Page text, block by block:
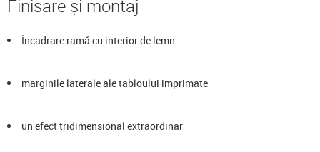
Finisare și montaj
Încadrare ramă cu interior de lemn
marginile laterale ale tabloului imprimate
un efect tridimensional extraordinar